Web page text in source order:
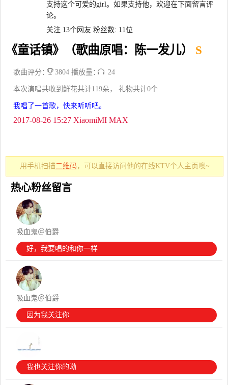
支持这个可爱的girl。如果支持他，欢迎在下面留言评
论。
关注 13个网友 粉丝数: 11位
《童话镇》（歌曲原唱：陈一发儿） S
歌曲评分： 3804 播放量： 24
本次演唱共收到鲜花共计119朵， 礼物共计0个
我唱了一首歌，快来听听吧。
2017-08-26 15:27 XiaomiMI MAX
用手机扫描二维码 ，可以直接访问他的在线KTV个人主页噢~
热心粉丝留言
吸血鬼＠伯爵
好，我要唱的和你一样
吸血鬼＠伯爵
因为我关注你
我也关注你的呦